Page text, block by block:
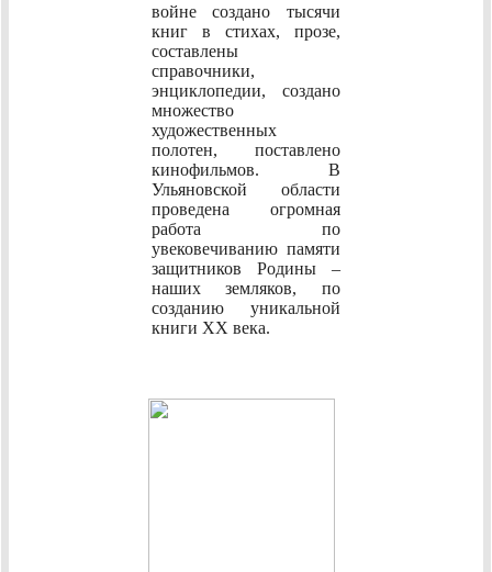
войне создано тысячи
книг в стихах, прозе,
составлены
справочники,
энциклопедии, создано
множество
художественных
полотен, поставлено
кинофильмов. В
Ульяновской области
проведена огромная
работа по
увековечиванию памяти
защитников Родины –
наших земляков, по
созданию уникальной
книги XX века.